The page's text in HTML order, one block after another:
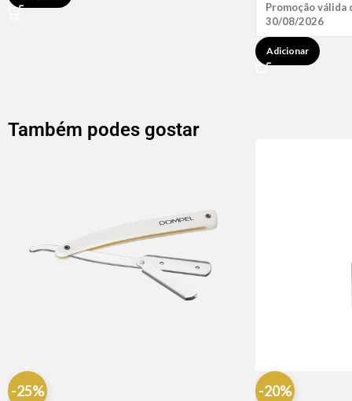
Promoção
30/08/2026
Adicionar
Também podes gostar
-25% -20%